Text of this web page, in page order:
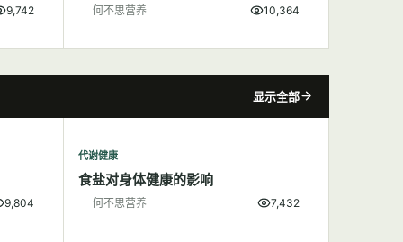
9,742 何不思营养 10,364
显示全部
9,804
代谢健康
食盐对身体健康的影响
何不思营养 7,432